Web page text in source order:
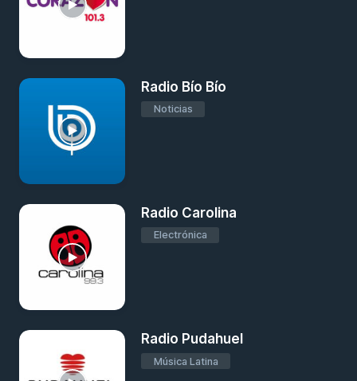
Radio Bío Bío
Noticias
Radio Carolina
Electrónica
Radio Pudahuel
Música Latina